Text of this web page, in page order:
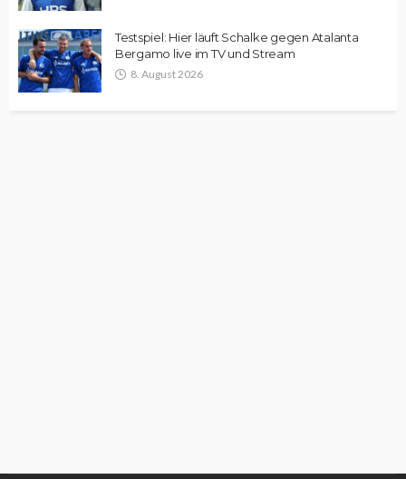
Testspiel: Hier läuft Schalke gegen Atalanta
Bergamo live im TV und Stream
8. August 2026